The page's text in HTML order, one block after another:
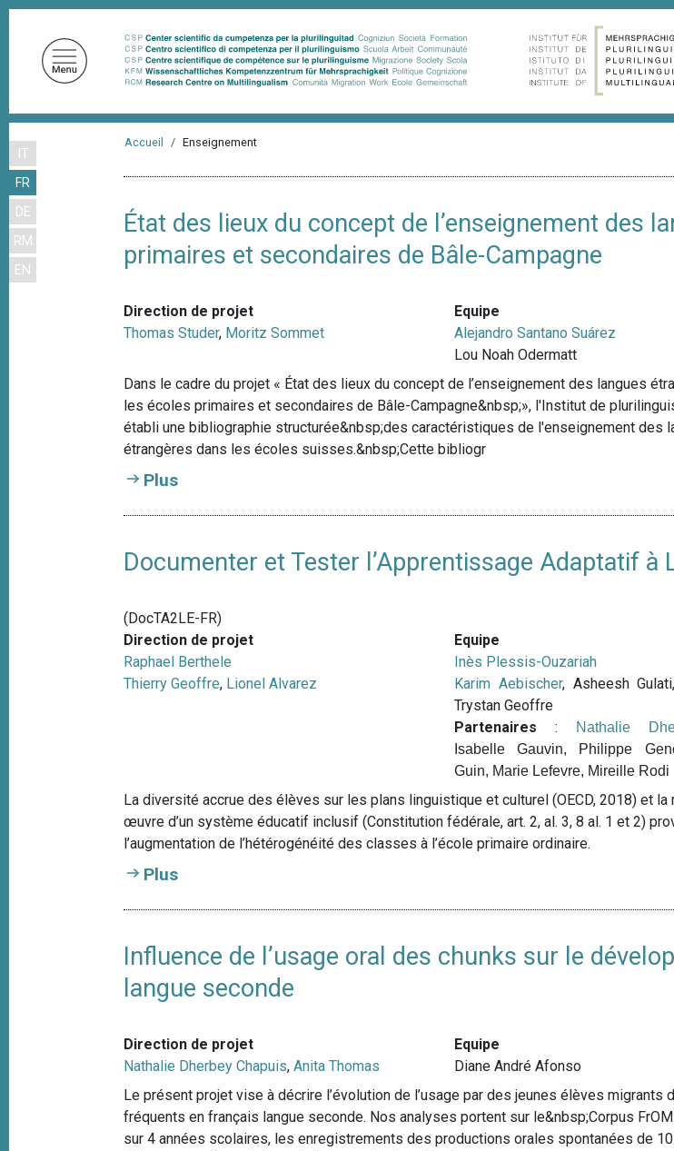
IT
FR
DE
RM
EN
Accueil Enseignement
État des lieux du concept de l’enseignement des
primaires et secondaires de Bâle-Campagne
Direction de projet
Thomas Studer, Moritz Sommet
Equipe
Alejandro Santano Suárez
Lou Noah Odermatt
Dans le cadre du projet « État des lieux du concept de l’enseignement des langues
les écoles primaires et secondaires de Bâle-Campagne&nbsp;», l'Institut de
établi une bibliographie structurée&nbsp;des caractéristiques de l'enseignement des
étrangères dans les écoles suisses.&nbsp;Cette bibliogr
Plus
Documenter et Tester l’Apprentissage Adaptatif à
(DocTA2LE-FR)
Direction de projet
Raphael Berthele
Thierry Geoffre, Lionel Alvarez
Equipe
Inès Plessis-Ouzariah
Karim Aebischer, Asheesh
Trystan Geoffre
Partenaires : Nathalie
Isabelle Gauvin, Philippe
Guin, Marie Lefevre, Mireille Rodi
La diversité accrue des élèves sur les plans linguistique et culturel (OECD, 2018) et la
œuvre d’un système éducatif inclusif (Constitution fédérale, art. 2, al. 3, 8 al. 1 et 2)
l’augmentation de l’hétérogénéité des classes à l’école primaire ordinaire.
Plus
Influence de l’usage oral des chunks sur le
langue seconde
Direction de projet
Nathalie Dherbey Chapuis,Anita Thomas
Equipe
Diane André Afonso
Le présent projet vise à décrire l’évolution de l’usage par des jeunes élèves migrants
fréquents en français langue seconde. Nos analyses portent sur le&nbsp;Corpus
sur 4 années scolaires, les enregistrements des productions orales spontanées de